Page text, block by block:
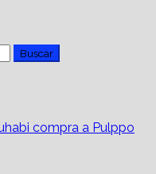
compra a Pulppo